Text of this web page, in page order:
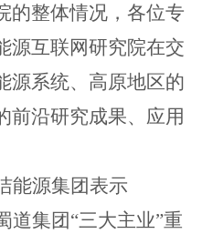
的整体情况， 各位专
源互联网研究院在交
源系统、高原地区的
前沿研究成果、应用
能源集团表示
道集团 “三大主业”重